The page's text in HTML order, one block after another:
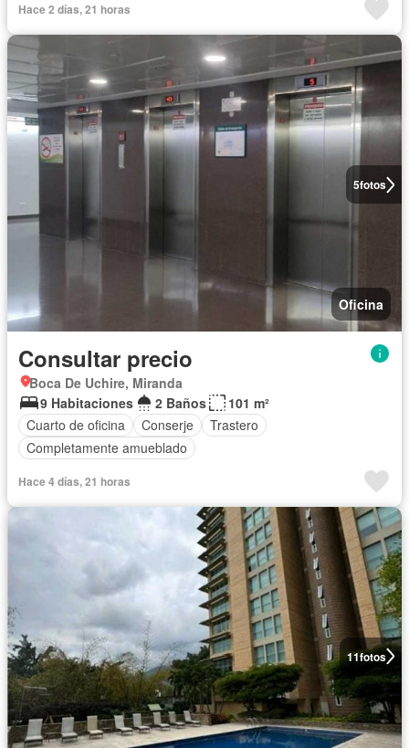
Hace 2 días, 21 horas
5fotos
Oficina
Consultar precio
Boca De Uchire, Miranda
9 Habitaciones
2 Baños
101 m²
Cuarto de oficina
Conserje
Trastero
Completamente amueblado
Hace 4 días, 21 horas
11fotos